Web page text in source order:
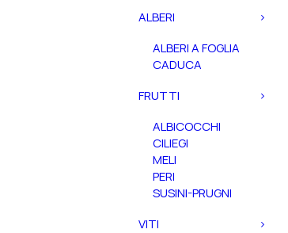
ALBERI
ALBERI A FOGLIA
CADUCA
FRUTTI
ALBICOCCHI
CILIEGI
MELI
PERI
SUSINI-PRUGNI
VITI